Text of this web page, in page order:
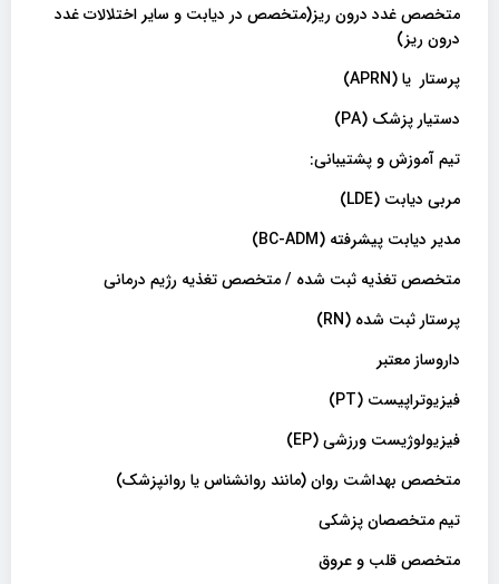
متخصص غدد درون ریز(متخصص در دیابت و سایر اختلالات غدد
درون ریز)
پرستار یا (APRN)
دستیار پزشک (PA)
تیم آموزش و پشتیبانی:
مربی دیابت (LDE)
مدیر دیابت پیشرفته (BC-ADM)
متخصص تغذیه ثبت شده / متخصص تغذیه رژیم درمانی
پرستار ثبت شده (RN)
داروساز معتبر
فیزیوتراپیست (PT)
فیزیولوژیست ورزشی (EP)
متخصص بهداشت روان (مانند روانشناس یا روانپزشک)
تیم متخصصان پزشکی
متخصص قلب و عروق